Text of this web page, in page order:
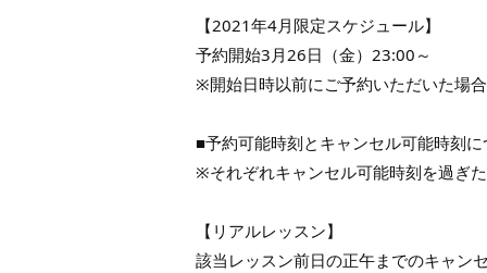
【2021年4月限定スケジュール】
予約開始3月26日（金）23:00～
※開始日時以前にご予約いただいた場
■予約可能時刻とキャンセル可能時刻
※それぞれキャンセル可能時刻を過ぎ
【リアルレッスン】
該当レッスン前日の正午までのキャン